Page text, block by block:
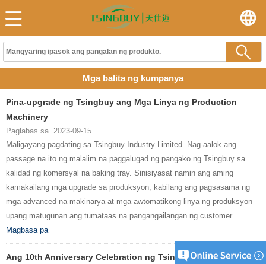
Mga balita ng kumpanya
Pina-upgrade ng Tsingbuy ang Mga Linya ng Production
Machinery
Paglabas sa. 2023-09-15
Maligayang pagdating sa Tsingbuy Industry Limited. Nag-aalok ang
passage na ito ng malalim na paggalugad ng pangako ng Tsingbuy sa
kalidad ng komersyal na baking tray. Sinisiyasat namin ang aming
kamakailang mga upgrade sa produksyon, kabilang ang pagsasama ng
mga advanced na makinarya at mga awtomatikong linya ng produksyon
upang matugunan ang tumataas na pangangailangan ng customer....
Magbasa pa
Ang 10th Anniversary Celebration ng Tsingbuy Company (The